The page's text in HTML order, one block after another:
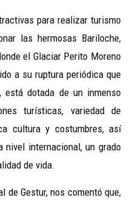
para realizar turismo
las hermosas Bariloche,
el Glaciar Perito Moreno
a su ruptura periódica que
está dotada de un inmenso
turísticas, variedad de
cultura y costumbres, así
nivel internacional, un grado
de vida.
de Gestur, nos comentó que,